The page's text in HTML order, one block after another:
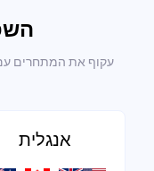
עקוף את המתחרים עם
אנגלית